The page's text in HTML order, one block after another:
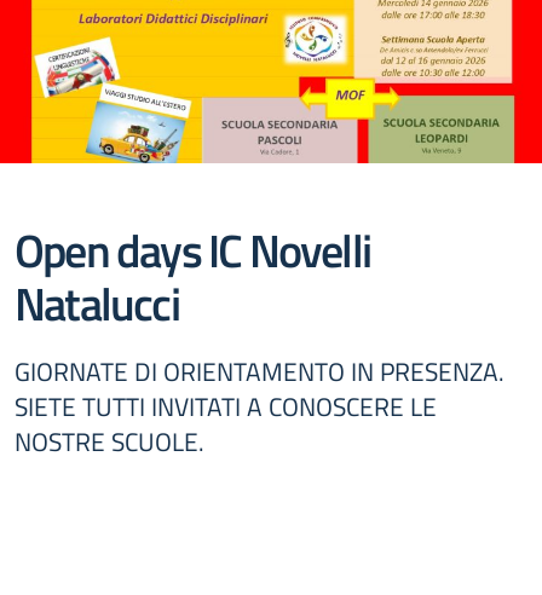
Open days IC Novelli
Natalucci
GIORNATE DI ORIENTAMENTO IN PRESENZA.
SIETE TUTTI INVITATI A CONOSCERE LE
NOSTRE SCUOLE.